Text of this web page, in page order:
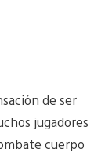
de ser
jugadores
cuerpo